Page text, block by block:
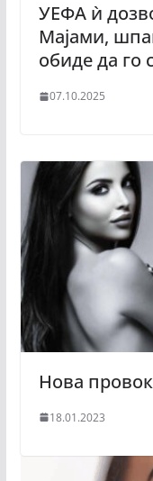
УЕФА ѝ
Мајами,
обиде да го
07.10.2025
Нова
18.01.2023